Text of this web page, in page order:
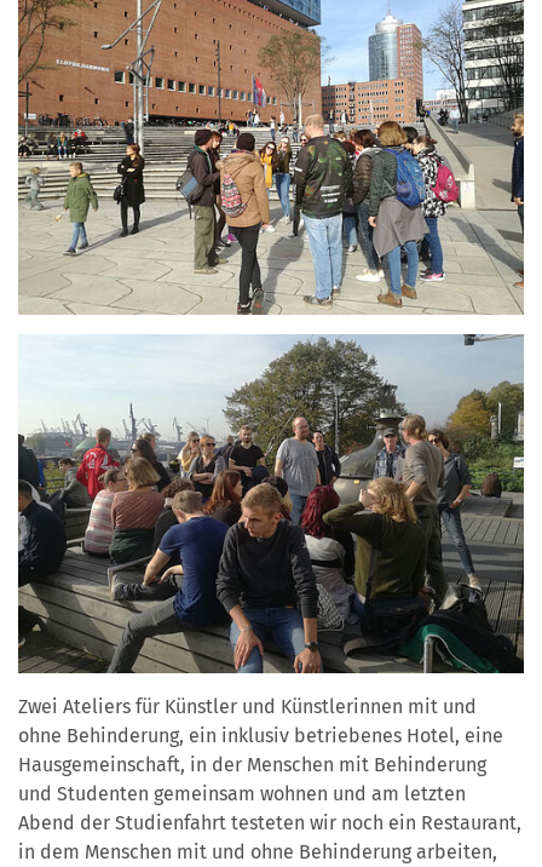
Zwei Ateliers für Künstler und Künstlerinnen mit und
ohne Behinderung, ein inklusiv betriebenes Hotel, eine
Hausgemeinschaft, in der Menschen mit Behinderung
und Studenten gemeinsam wohnen und am letzten
Abend der Studienfahrt testeten wir noch ein Restaurant,
in dem Menschen mit und ohne Behinderung arbeiten,